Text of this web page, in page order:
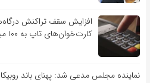
افزایش سقف تراکنش
کارت‌خوان‌های تاپ به ۱۰۰ میلیون تومان
نماینده مجلس مدعی شد: پهنای باند